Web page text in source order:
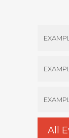
All